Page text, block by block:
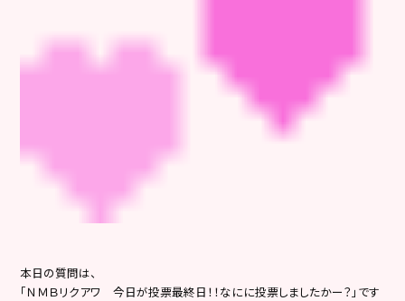
本日の質問は、
「ＮＭＢリクアワ 今日が投票最終日！！なにに投票しましたかー？」です